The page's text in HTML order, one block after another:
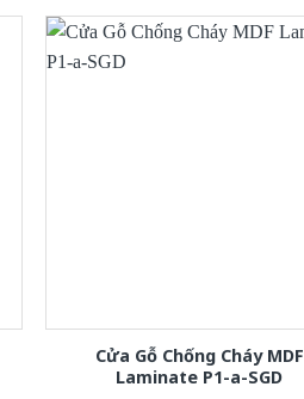
Cửa Gỗ Chống Cháy MDF
Laminate P1-a-SGD